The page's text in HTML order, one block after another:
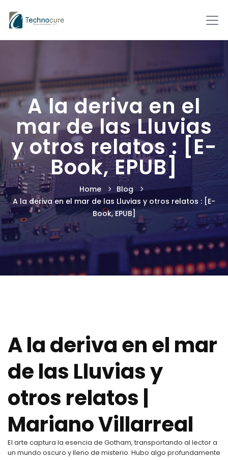
A la deriva en el
mar de las Lluvias
y otros relatos : [E-
Book, EPUB]
Home
Blog
A la deriva en el mar de las Lluvias y otros relatos : [E-
Book, EPUB]
A la deriva en el mar
de las Lluvias y
otros relatos |
Mariano Villarreal
El arte captura la esencia de Gotham, transportando al lector a
un mundo oscuro y lleno de misterio. Hubo algo profundamente